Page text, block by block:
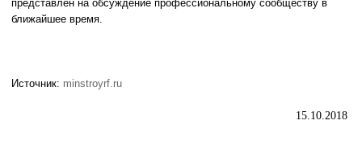
представлен на обсуждение профессиональному сообществу в
ближайшее время.
Источник: minstroyrf.ru
15.10.2018